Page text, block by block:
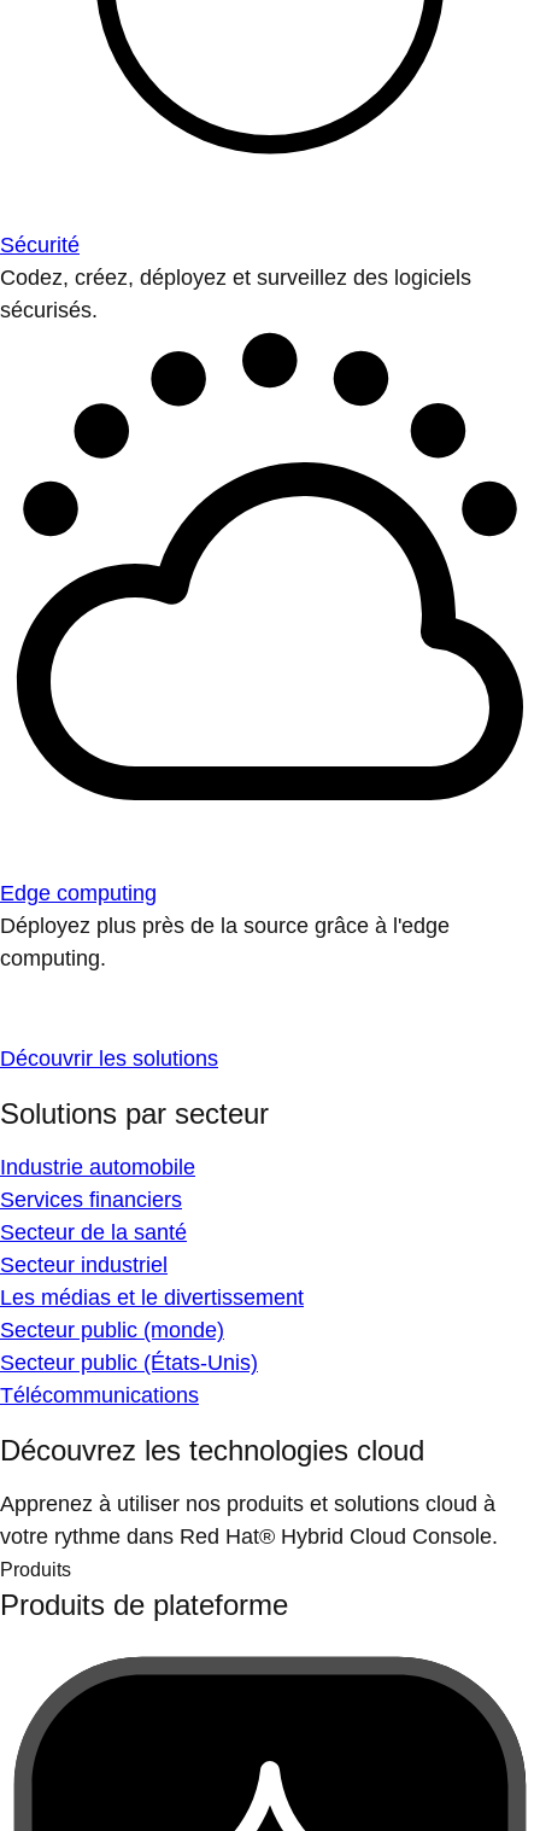
Sécurité
Codez, créez, déployez et surveillez des logiciels
sécurisés.
Edge computing
Déployez plus près de la source grâce à l'edge
computing.
Découvrir les solutions
Solutions par secteur
Industrie automobile
Services financiers
Secteur de la santé
Secteur industriel
Les médias et le divertissement
Secteur public (monde)
Secteur public (États-Unis)
Télécommunications
Découvrez les technologies cloud
Apprenez à utiliser nos produits et solutions cloud à
votre rythme dans Red Hat® Hybrid Cloud Console.
Produits
Produits de plateforme